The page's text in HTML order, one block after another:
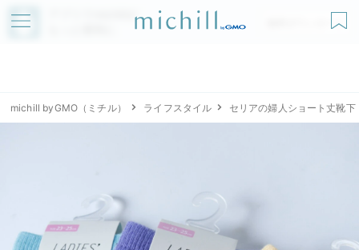
アプリでmichillが
無料ダウンロード
michill byGMO（ミチル） ライフスタイル セリアの婦人ショート丈靴下